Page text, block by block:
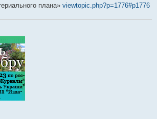
плана» viewtopic.php?p=1776#p1776